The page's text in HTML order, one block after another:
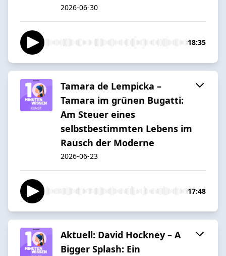
2026-06-30
18:35
Tamara de Lempicka –
Tamara im grünen Bugatti:
Am Steuer eines
selbstbestimmten Lebens im
Rausch der Moderne
2026-06-23
17:48
Aktuell: David Hockney – A
Bigger Splash: Ein